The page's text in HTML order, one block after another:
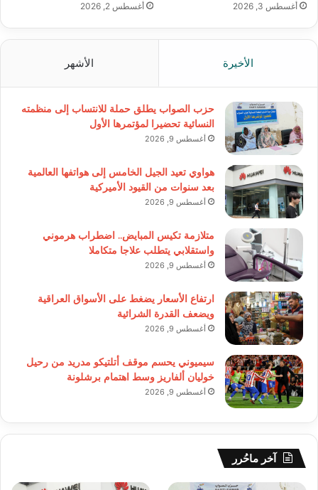
أغسطس 3, 2026 أغسطس 2, 2026
الأخيرة الأشهر
حزب الصواب يطلق حملة للانتساب إلى منظمته
النسائية تحضيرا لمؤتمرها الأول
أغسطس 9, 2026
هواوي تعيد الجيل الخامس إلى هواتفها العالمية
بعد سنوات من القيود الأميركية
أغسطس 9, 2026
متلازمة تكيس المبايض.. اضطراب هرموني
واستقلابي يتطلب علاجا متكاملا
أغسطس 9, 2026
ارتفاع الأسعار يضغط على الأسواق العراقية
ويضعف القدرة الشرائية
أغسطس 9, 2026
سيميوني يحسم موقف أتلتيكو مدريد من رحيل
خوليان ألفاريز وسط اهتمام برشلونة
أغسطس 9, 2026
آخر ماحُرر